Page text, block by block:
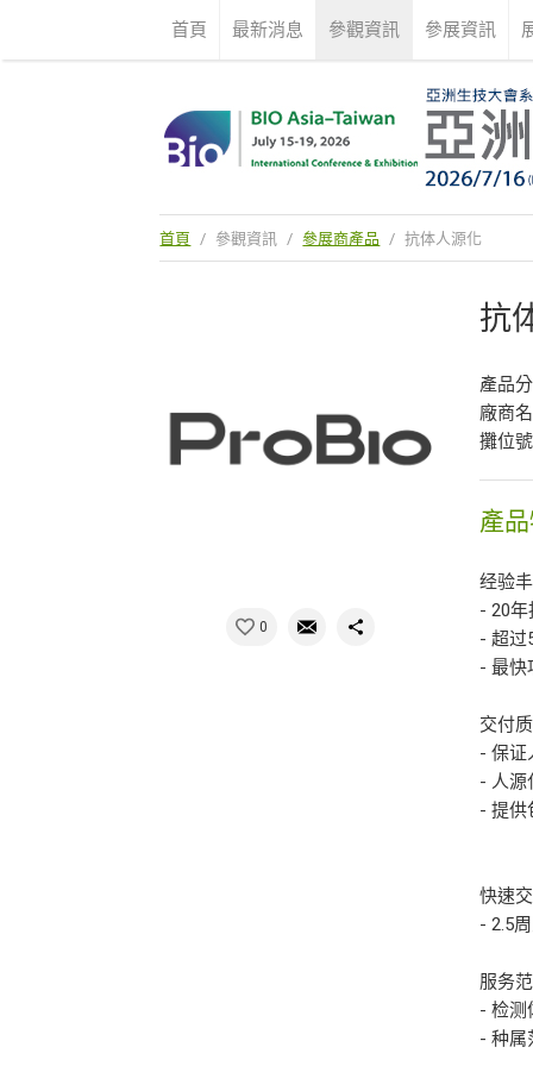
首頁 最新消息 參觀資訊 參展資訊
首頁 / 參觀資訊 / 參展商產品 / 抗体人源化
0
抗
產品
廠商
攤位
產
经验
- 20
- 超过
- 最快
交付
- 保证
- 人源
- 提供
快速
- 2.5
服务
- 检测
- 种属